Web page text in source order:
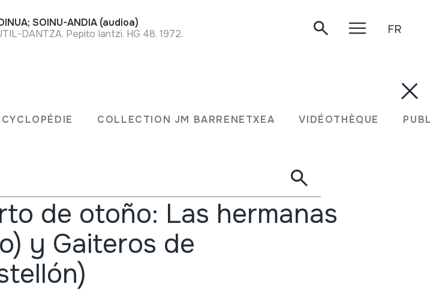
COLLECTION JM BARRENETXEA VIDÉOTHÈQUE
SOINU-ANDIA (audioa)
DANTZA. Pepito Iantzi. HG 48. 1972.
FR
sur le calendrier
de otoño: Las hermanas
y Gaiteros de